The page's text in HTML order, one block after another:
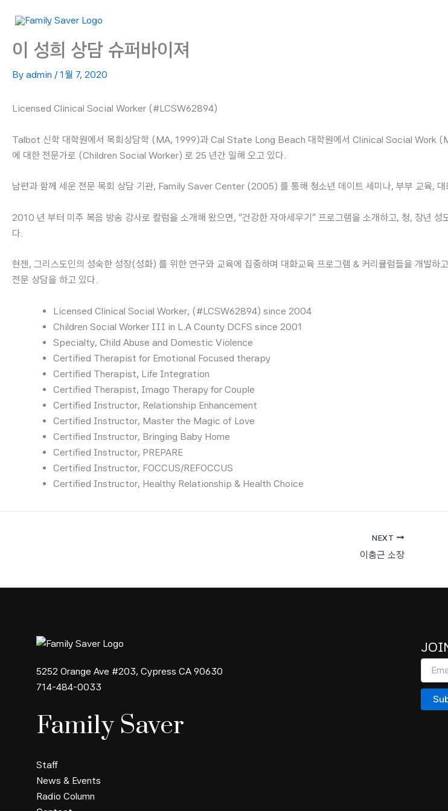
이 성희 상담 슈퍼바이져
By admin / 1월 7, 2020
Licensed Clinical Social Worker (#LCSW62894)
Talbot 신학 대학원에서 목회상담학 (MA, 1999)과 Cal State Long Beach 대학원에서 Clinical Social Work
에 대한 전문가로 (Children Social Worker) 로 25 년간 일해 오고 있다.
남편과 함께 세운 전문 목회 상담 기관, Family Saver Center (2005) 를 통해 청소년 데이트 세미나, 부부 교육,
2010 년 부터 미주 복음 방송 강사로 칼럼을 소개해 왔으면, “건강한 자아세우기” 프로그램을 소개하고, 청, 장년
다.
현젠, 그리스도인의 성숙한 성장(성화) 를 위한 연구와 교육에 집중하며 대화교육 프로그램 & 커리큘럼들을
전문 상담을 하고 있다.
Licensed Clinical Social Worker, (#LCSW62894) since 2004
Children Social Worker III in L.A County DCFS since 2001
Specialty, Child Abuse and Domestic Violence
Certified Therapist for Emotional Focused therapy
Certified Therapist, Life Integration
Certified Therapist, Imago Therapy for Couple
Certified Instructor, Relationship Enhancement
Certified Instructor, Master the Magic of Love
Certified Instructor, Bringing Baby Home
Certified Instructor, PREPARE
Certified Instructor, FOCCUS/REFOCCUS
Certified Instructor, Healthy Relationship & Health Choice
NEXT
이충근 소장
5252 Orange Ave #203, Cypress CA 90630
714-484-0033
Family Saver
Staff
News & Events
Radio Column